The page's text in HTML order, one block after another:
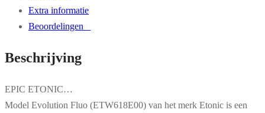
Extra informatie
Beoordelingen
Beschrijving
EPIC ETONIC…
Model Evolution Fluo (ETW618E00) van het merk Etonic is een